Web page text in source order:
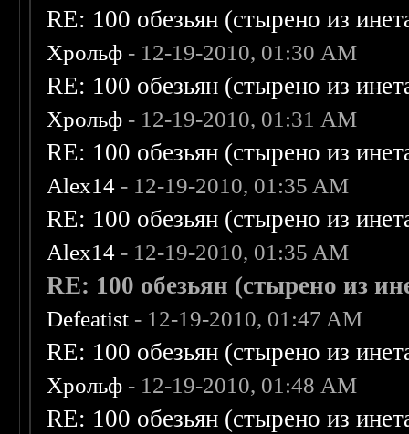
RE: 100 обезьян (стырено из
Хрольф - 12-19-2010, 01:30 AM
RE: 100 обезьян (стырено из
Хрольф - 12-19-2010, 01:31 AM
RE: 100 обезьян (стырено из
Alex14 - 12-19-2010, 01:35 AM
RE: 100 обезьян (стырено из
Alex14 - 12-19-2010, 01:35 AM
RE: 100 обезьян (стырено из
Defeatist - 12-19-2010, 01:47 AM
RE: 100 обезьян (стырено из
Хрольф - 12-19-2010, 01:48 AM
RE: 100 обезьян (стырено из